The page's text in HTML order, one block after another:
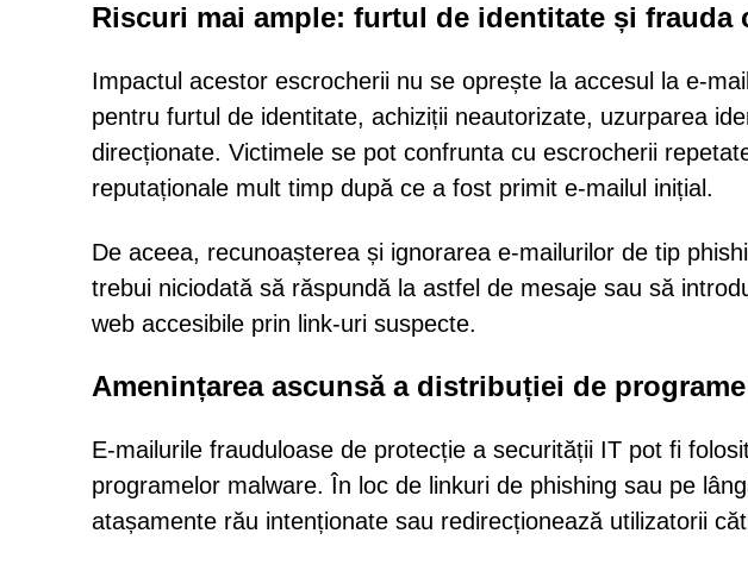
Riscuri mai ample: furtul de identitate și frauda
Impactul acestor escrocherii nu se oprește la accesul la e-
pentru furtul de identitate, achiziții neautorizate, uzurparea
direcționate. Victimele se pot confrunta cu escrocherii
reputaționale mult timp după ce a fost primit e-mailul inițial.
De aceea, recunoașterea și ignorarea e-mailurilor de tip
trebui niciodată să răspundă la astfel de mesaje sau să
web accesibile prin link-uri suspecte.
Amenințarea ascunsă a distribuției de
E-mailurile frauduloase de protecție a securității IT pot fi
programelor malware. În loc de linkuri de phishing sau pe
atașamente rău intenționate sau redirecționează utilizatorii